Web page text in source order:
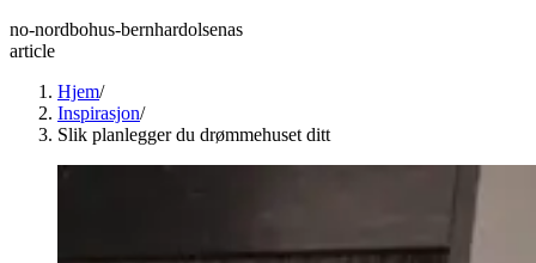
no-nordbohus-bernhardolsenas
article
Hjem/
Inspirasjon/
Slik planlegger du drømmehuset ditt